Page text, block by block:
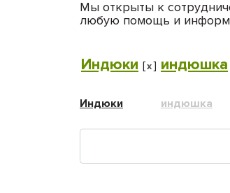
Мы открыты к
любую помощь и
Индюки [x] индюшка
Индюки индюшка